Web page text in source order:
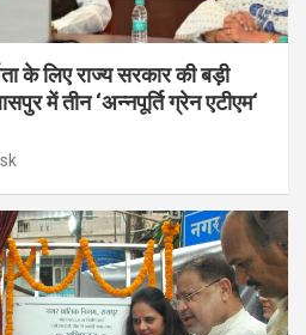
के लिए राज्य सरकार की बड़ी
में तीन ‘अन्नपूर्ति ग्रेन एटीएम‘